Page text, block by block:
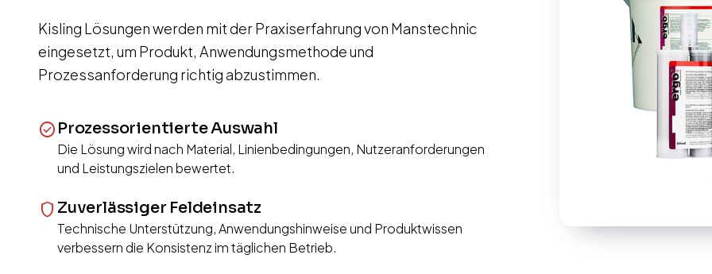
Kisling Lösungen werden mit der Praxiserfahrung von Manstechnic
eingesetzt, um Produkt, Anwendungsmethode und
Prozessanforderung richtig abzustimmen.
check_circle Prozessorientierte Auswahl
Die Lösung wird nach Material, Linienbedingungen, Nutzeranforderungen
und Leistungszielen bewertet.
shield Zuverlässiger Feldeinsatz
Technische Unterstützung, Anwendungshinweise und Produktwissen
verbessern die Konsistenz im täglichen Betrieb.